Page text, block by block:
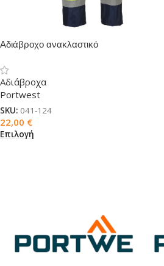
Αδιάβροχο ανακλαστικό
Traffic
Αδιάβροχα
Portwest
SKU: 041-124
22,00 €
Επιλογή